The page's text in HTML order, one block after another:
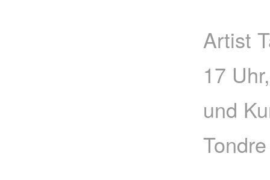
Artist
17
und
Tondre